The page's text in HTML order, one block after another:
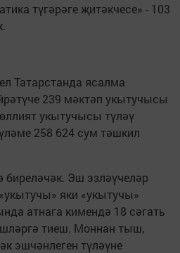
түгәрәге җитәкчесе» - 103
Татарстанда ясалма
239 мәктәп укытучысы
укытучысы түләү
258 624 сум тәшкил
биреләчәк. Эш эзләүчеләр
яки «укытучы»
атнага кимендә 18 сәгать
тиеш. Моннан тыш,
эшчәнлеген түләүне